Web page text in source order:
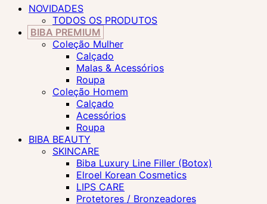
NOVIDADES
TODOS OS PRODUTOS
BIBA PREMIUM
Coleção Mulher
Calçado
Malas & Acessórios
Roupa
Coleção Homem
Calçado
Acessórios
Roupa
BIBA BEAUTY
SKINCARE
Biba Luxury Line Filler (Botox)
Elroel Korean Cosmetics
LIPS CARE
Protetores / Bronzeadores